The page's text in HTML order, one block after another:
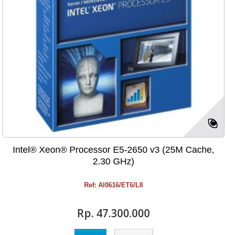
Intel® Xeon® Processor E5-2650 v3 (25M Cache,
2.30 GHz)
Ref: AI0616/ET6/L8
Rp‎. 47.300.000